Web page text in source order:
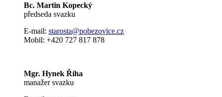
Bc. Martin Kopecký
předseda svazku
E-mail: starosta@pobezovice.cz
Mobil: +420 727 817 878
Mgr. Hynek Říha
manažer svazku